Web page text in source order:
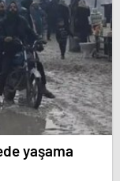
yaşama